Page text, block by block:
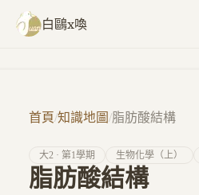
跳至主要內容
白鷗x喚
首頁/知識地圖/脂肪酸結構
大2 · 第1學期 生物化學（上）
脂肪酸結構